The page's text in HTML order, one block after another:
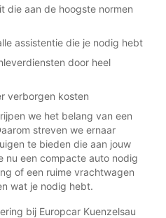
die aan de hoogste normen
assistentie die je nodig hebt
door heel
verborgen kosten
we het belang van een
streven we ernaar
te bieden die aan jouw
nu een compacte auto nodig
of een ruime vrachtwagen
wat je nodig hebt.
bij Europcar Kuenzelsau